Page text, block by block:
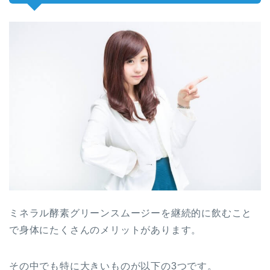
ミネラル酵素グリーンスムージーを継続的に飲むこと
で身体に たくさんのメリット があります。
その中でも特に大きいものが以下の3つです。